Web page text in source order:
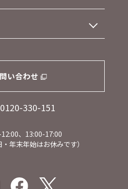
い合わせ
330-151
、13:00-17:00
・年末年始はお休みです）